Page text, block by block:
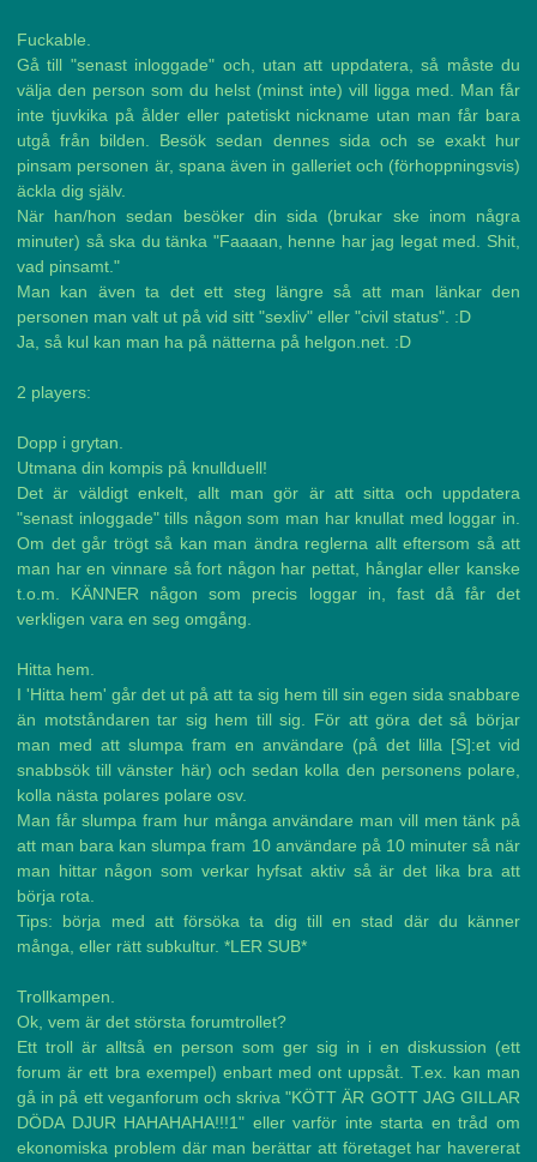
Fuckable.
Gå till "senast inloggade" och, utan att uppdatera, så måste du
välja den person som du helst (minst inte) vill ligga med. Man får
inte tjuvkika på ålder eller patetiskt nickname utan man får bara
utgå från bilden. Besök sedan dennes sida och se exakt hur
pinsam personen är, spana även in galleriet och (förhoppningsvis)
äckla dig själv.
När han/hon sedan besöker din sida (brukar ske inom några
minuter) så ska du tänka "Faaaan, henne har jag legat med. Shit,
vad pinsamt."
Man kan även ta det ett steg längre så att man länkar den
personen man valt ut på vid sitt "sexliv" eller "civil status". :D
Ja, så kul kan man ha på nätterna på helgon.net. :D
2 players:
Dopp i grytan.
Utmana din kompis på knullduell!
Det är väldigt enkelt, allt man gör är att sitta och uppdatera
"senast inloggade" tills någon som man har knullat med loggar in.
Om det går trögt så kan man ändra reglerna allt eftersom så att
man har en vinnare så fort någon har pettat, hånglar eller kanske
t.o.m. KÄNNER någon som precis loggar in, fast då får det
verkligen vara en seg omgång.
Hitta hem.
I 'Hitta hem' går det ut på att ta sig hem till sin egen sida snabbare
än motståndaren tar sig hem till sig. För att göra det så börjar
man med att slumpa fram en användare (på det lilla [S]:et vid
snabbsök till vänster här) och sedan kolla den personens polare,
kolla nästa polares polare osv.
Man får slumpa fram hur många användare man vill men tänk på
att man bara kan slumpa fram 10 användare på 10 minuter så när
man hittar någon som verkar hyfsat aktiv så är det lika bra att
börja rota.
Tips: börja med att försöka ta dig till en stad där du känner
många, eller rätt subkultur. *LER SUB*
Trollkampen.
Ok, vem är det största forumtrollet?
Ett troll är alltså en person som ger sig in i en diskussion (ett
forum är ett bra exempel) enbart med ont uppsåt. T.ex. kan man
gå in på ett veganforum och skriva "KÖTT ÄR GOTT JAG GILLAR
DÖDA DJUR HAHAHAHA!!!1" eller varför inte starta en tråd om
ekonomiska problem där man berättar att företaget har havererat